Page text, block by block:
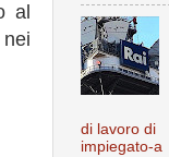
al
di lavoro di
impiegato-a